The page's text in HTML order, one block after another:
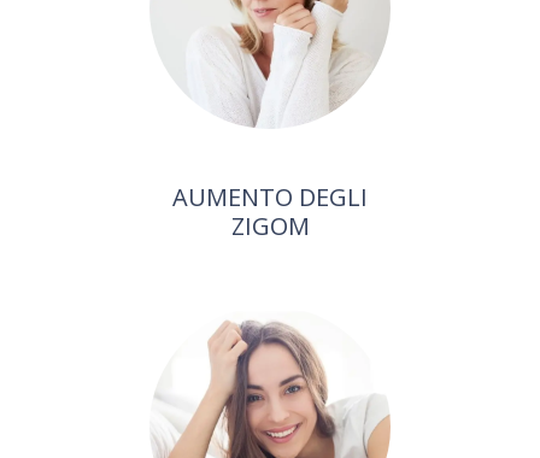
AUMENTO DEGLI
ZIGOM